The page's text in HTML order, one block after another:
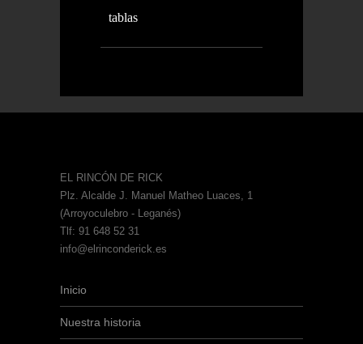
tablas
EL RINCÓN DE RICK
Plz. Alcalde J. Manuel Matheo Luaces, 1
(Arroyoculebro - Leganés)
Tlf: 91 648 52 31
info@elrinconderick.es
Inicio
Nuestra historia